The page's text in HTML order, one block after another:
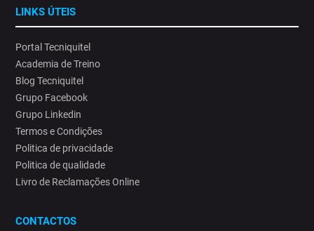
LINKS ÚTEIS
Portal Tecniquitel
Academia de Treino
Blog Tecniquitel
Grupo Facebook
Grupo Linkedin
Termos e Condições
Politica de privacidade
Politica de qualidade
Livro de Reclamações Online
CONTACTOS